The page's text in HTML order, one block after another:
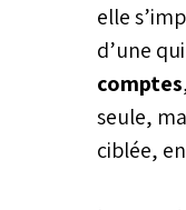
elle
d’une
comptes
seule,
ciblée,